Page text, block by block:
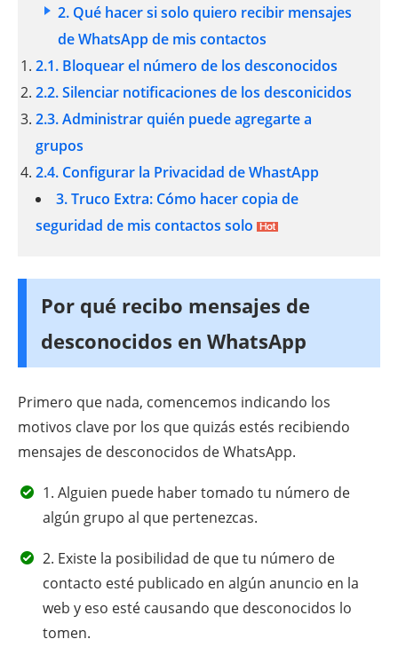
2. Qué hacer si solo quiero recibir mensajes
de WhatsApp de mis contactos
2.1. Bloquear el número de los desconocidos
2.2. Silenciar notificaciones de los desconicidos
2.3. Administrar quién puede agregarte a
grupos
2.4. Configurar la Privacidad de WhastApp
3. Truco Extra: Cómo hacer copia de
seguridad de mis contactos solo
Por qué recibo mensajes de
desconocidos en WhatsApp
Primero que nada, comencemos indicando los
motivos clave por los que quizás estés recibiendo
mensajes de desconocidos de WhatsApp.
1. Alguien puede haber tomado tu número de
algún grupo al que pertenezcas.
2. Existe la posibilidad de que tu número de
contacto esté publicado en algún anuncio en la
web y eso esté causando que desconocidos lo
tomen.